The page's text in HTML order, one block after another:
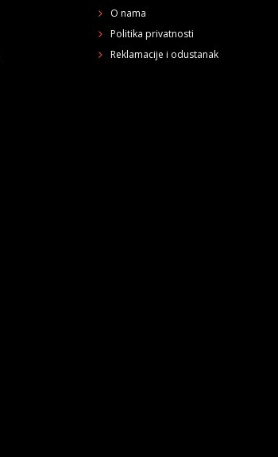
O nama
Politika privatnosti
Reklamacije i odustanak